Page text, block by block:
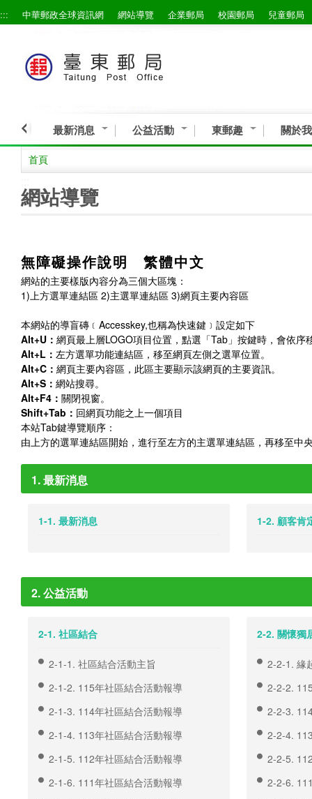
::: 中華郵政全球資訊網 網站導覽 企業郵局 校園郵局 兒童郵局
最新消息 公益活動 東郵趣 關於
首頁
網站導覽
無障礙操作說明 繁體中文
網站的主要樣版內容分為三個大區塊：
1)上方選單連結區 2)主選單連結區 3)網頁主要內容區
本網站的導盲磚﹝Accesskey,也稱為快速鍵﹞設定如下
Alt+U： 網頁最上層LOGO項目位置，點選「Tab」按鍵時，會依序
Alt+L： 左方選單功能連結區，移至網頁左側之選單位置。
Alt+C： 網頁主要內容區，此區主要顯示該網頁的主要資訊。
Alt+S： 網站搜尋。
Alt+F4： 關閉視窗。
Shift+Tab： 回網頁功能之上一個項目
本站Tab鍵導覽順序：
由上方的選單連結區開始，進行至左方的主選單連結區，再移至中
1. 最新消息
1-1. 最新消息 1-2. 顧客肯
2. 公益活動
2-1. 社區結合
2-1-1. 社區結合活動主旨
2-1-2. 115年社區結合活動報導
2-1-3. 114年社區結合活動報導
2-1-4. 113年社區結合活動報導
2-1-5. 112年社區結合活動報導
2-1-6. 111年社區結合活動報導
2-2. 關懷獨
2-2-1. 緣
2-2-2.
2-2-3.
2-2-4.
2-2-5.
2-2-6.